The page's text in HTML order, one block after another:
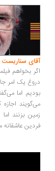
سناریست در
بخواهم فیلمی
یک امر جاری در
اما می‌گفتند
اجازه کار
بزنند اما
عاشقانه مردم